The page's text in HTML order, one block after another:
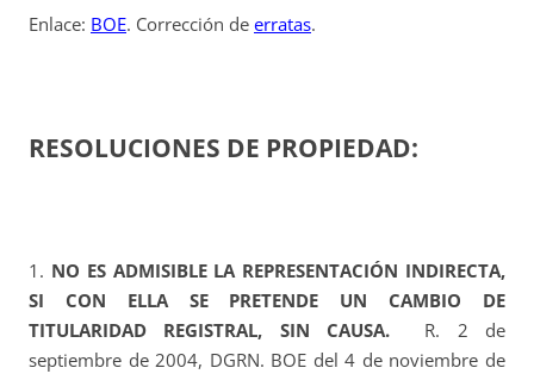
Enlace: BOE. Corrección de erratas.
RESOLUCIONES DE PROPIEDAD:
1. NO ES ADMISIBLE LA REPRESENTACIÓN INDIRECTA,
SI CON ELLA SE PRETENDE UN CAMBIO DE
TITULARIDAD REGISTRAL, SIN CAUSA.
R. 2 de
septiembre de 2004, DGRN. BOE del 4 de noviembre de